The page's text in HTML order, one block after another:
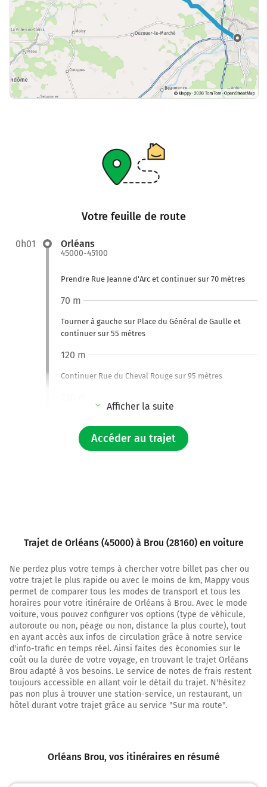
Votre feuille de route
0h01 Orléans
45000-45100
Prendre Rue Jeanne d'Arc et continuer sur 70 mètres
Tourner à gauche sur Place du Général de Gaulle et
continuer sur 55 mètres
70 m
Continuer Rue du Cheval Rouge sur 95 mètres
120 m
mètres
280 m
Paul et continuer sur 45 mètres
Continuer Rue d'Angleterre sur 350 mètres
Tourner à droite sur Rue de la Croix de Bois et
continuer sur 700 mètres
700 m
Tourner à gauche sur Place du Moulin de l'Hôpital et
continuer sur 60 mètres
1,4 km
1,5 km
Afficher la suite
Accéder au trajet
Trajet de Orléans (45000) à Brou (28160) en voiture
Ne perdez plus votre temps à chercher votre billet pas cher ou
votre trajet le plus rapide ou avec le moins de km, Mappy vous
permet de comparer tous les modes de transport et tous les
horaires pour votre itinéraire de Orléans à Brou. Avec le mode
voiture, vous pouvez configurer vos options (type de véhicule,
autoroute ou non, péage ou non, distance la plus courte), tout
en ayant accès aux infos de circulation grâce à notre service
d'info-trafic en temps réel. Ainsi faites des économies sur le
coût ou la durée de votre voyage, en trouvant le trajet Orléans
Brou adapté à vos besoins. Le service de notes de frais restent
toujours accessible en allant voir le détail du trajet. N'hésitez
pas non plus à trouver une station-service, un restaurant, un
hôtel durant votre trajet grâce au service "Sur ma route".
Orléans Brou, vos itinéraires en résumé